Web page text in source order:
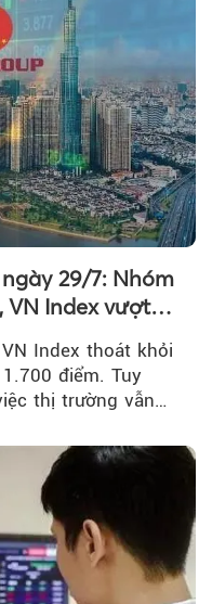
29/7: Nhóm
VN Index vượt
Index thoát khỏi
điểm. Tuy
thị trường vẫn